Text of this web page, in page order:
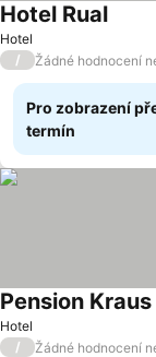
Hotel
Hotel Rual
/ Žádné hodnocení
Pro zobrazení
termín
Hotel
Pension Kraus
/ Žádné hodnocení